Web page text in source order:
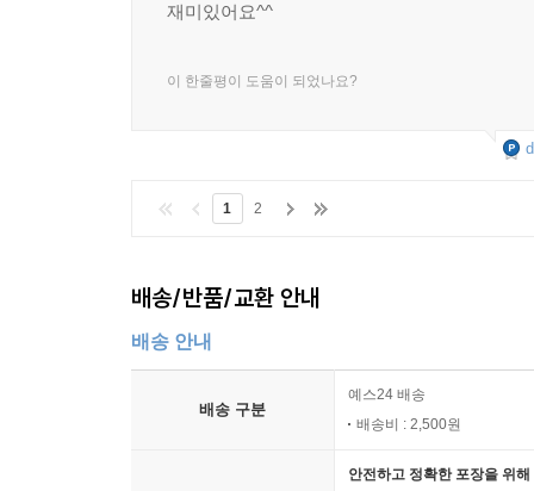
재미있어요^^
이 한줄평이 도움이 되었나요?
1 2
배송/반품/교환 안내
배송 안내
배송 구분
예스24 배송
배송비 : 2,500원
안전하고 정확한 포장을 위